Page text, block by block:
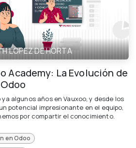
LOPEZ DE HORTA
Academy: La Evolución de
ya algunos años en Vauxoo, y desde los
potencial impresionante en el equipo,
por compartir el conocimiento.
en Odoo